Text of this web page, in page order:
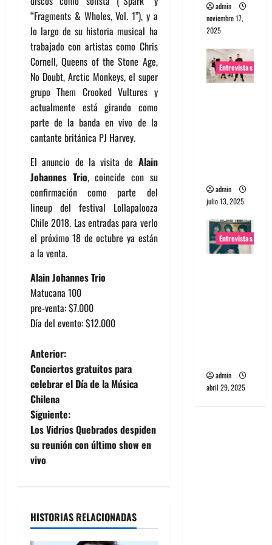
“Fragments & Wholes, Vol. 1”), y a
lo largo de su historia musical ha
trabajado con artistas como Chris
Cornell, Queens of the Stone Age,
No Doubt, Arctic Monkeys, el super
grupo Them Crooked Vultures y
actualmente está girando como
parte de la banda en vivo de la
cantante británica PJ Harvey.
El anuncio de la visita de Alain
Johannes Trio, coincide con su
confirmación como parte del
lineup del festival Lollapalooza
Chile 2018. Las entradas para verlo
el próximo 18 de octubre ya están
a la venta.
Alain Johannes Trio
Matucana 100
pre-venta: $7.000
Día del evento: $12.000
N
a
v
e
g
c
i
Anterior:
Conciertos gratuitos para
celebrar el Día de la Música
Chilena
Siguiente:
Los Vidrios Quebrados despiden
su reunión con último show en
vivo
HISTORIAS RELACIONADAS
admin
noviembre 17,
2025
Entrevistas
admin
julio 13, 2025
Entrevistas
admin
abril 29, 2025